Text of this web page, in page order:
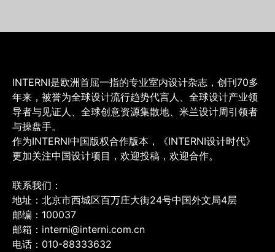
INTERNI是欧洲首屈一指的专业室内设计杂志，创刊70多
年来，被誉为全球设计流行趋势代言人、全球设计产业领
导者与见证人、全球创意资源集散地、米兰设计周引领者
与操盘手。
作为INTERNI中国版权合作版本，《INTERNI设计时代》
更加关注中国设计项目，欢迎投稿，欢迎合作。
联系我们：
地址：北京市西城区百万庄大街24号中国外文局4层
邮编：100037
邮箱：interni@interni.com.cn
电话：010-88333632